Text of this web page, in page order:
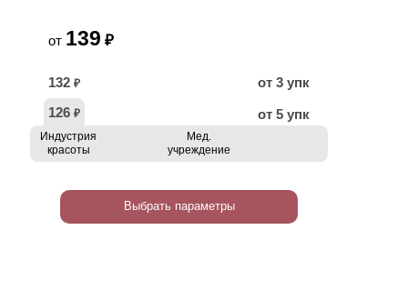
от 139 ₽
132 ₽
от 3 упк
126 ₽ от 5 упк
Индустрия
красоты
Мед.
учреждение
Выбрать параметры